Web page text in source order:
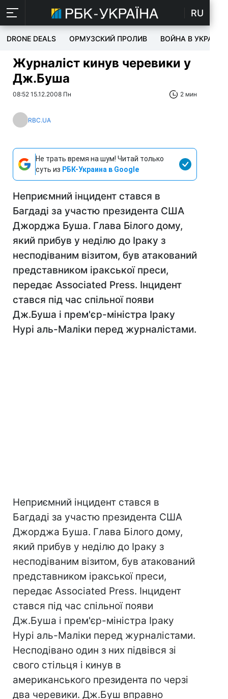
RU
DRONE DEALS ОРМУЗСКИЙ ПРОЛИВ ВОЙНА В УКРАИНЕ
Журналіст кинув черевики у
Дж.Буша
08:52 15.12.2008 Пн 2 мин
RBC.UA
Не трать время на шум! Читай только
суть из РБК-Украина в Google
Неприємний інцидент стався в
Багдаді за участю президента США
Джорджа Буша. Глава Білого дому,
який прибув у неділю до Іраку з
несподіваним візитом, був атакований
представником іракської преси,
передає Associated Press. Інцидент
стався під час спільної появи
Дж.Буша і прем'єр-міністра Іраку
Нурі аль-Маліки перед журналістами.
Неприємний інцидент стався в
Багдаді за участю президента США
Джорджа Буша. Глава Білого дому,
який прибув у неділю до Іраку з
несподіваним візитом, був атакований
представником іракської преси,
передає Associated Press. Інцидент
стався під час спільної появи
Дж.Буша і прем'єр-міністра Іраку
Нурі аль-Маліки перед журналістами.
Несподівано один з них підвівся зі
свого стільця і кинув в
американського президента по черзі
два черевики. Дж.Буш вправно